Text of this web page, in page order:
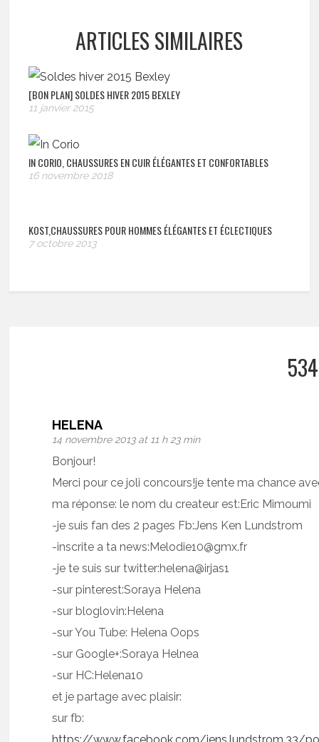
ARTICLES SIMILAIRES
[BON PLAN] SOLDES HIVER 2015 BEXLEY
11 janvier 2015
IN CORIO, CHAUSSURES EN CUIR ÉLÉGANTES ET CONFORTABLES
16 novembre 2018
KOST,CHAUSSURES POUR HOMMES ÉLÉGANTES ET ÉCLECTIQUES
7 octobre 2013
HELENA
14 novembre 2013 at 11 h 23 min
Bonjour!
Merci pour ce joli concours!je tente ma chance
ma réponse: le nom du createur est:Eric Mimoumi
-je suis fan des 2 pages Fb:Jens Ken Lundstrom
-inscrite a ta news:Melodie10@gmx.fr
-je te suis sur twitter:helena@irjas1
-sur pinterest:Soraya Helena
-sur bloglovin:Helena
-sur You Tube: Helena Oops
-sur Google+:Soraya Helnea
-sur HC:Helena10
et je partage avec plaisir:
sur fb: